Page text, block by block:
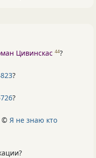
Цивинскас 44?
?
?
© Я не знаю кто